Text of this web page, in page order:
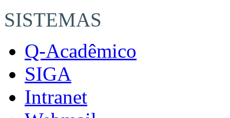
SISTEMAS
Q-Acadêmico
SIGA
Intranet